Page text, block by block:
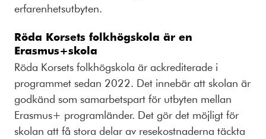
erfarenhetsutbyten.
Röda Korsets folkhögskola är en
Erasmus+skola
Röda Korsets folkhögskola är ackrediterade i
programmet sedan 2022. Det innebär att skolan är
godkänd som samarbetspart för utbyten mellan
Erasmus+ programländer. Det gör det möjligt för
skolan att få stora delar av resekostnaderna täckta